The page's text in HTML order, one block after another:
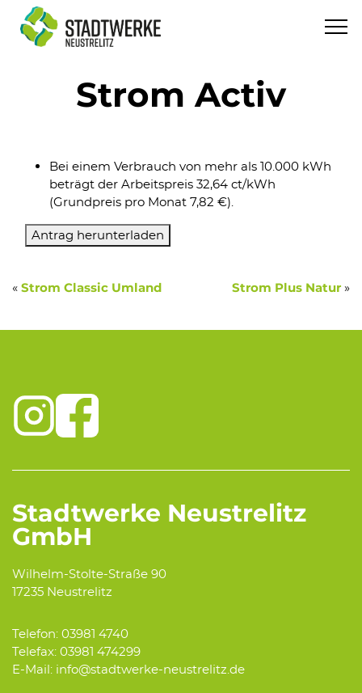
Strom Activ
Bei einem Verbrauch von mehr als 10.000 kWh
beträgt der Arbeitspreis 32,64 ct/kWh
(Grundpreis pro Monat 7,82 €).
Antrag herunterladen
« Strom Classic Umland Strom Plus Natur »
Stadtwerke Neustrelitz
GmbH
Wilhelm-Stolte-Straße 90
17235 Neustrelitz
Telefon: 03981 4740
Telefax: 03981 474299
E-Mail: info@stadtwerke-neustrelitz.de